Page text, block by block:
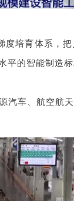
度培育体系，
平的智能制造标
汽车、航空航